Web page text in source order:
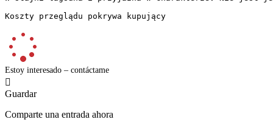
Koszty przeglądu pokrywa kupujący
Estoy interesado – contáctame

Guardar
Comparte una entrada ahora